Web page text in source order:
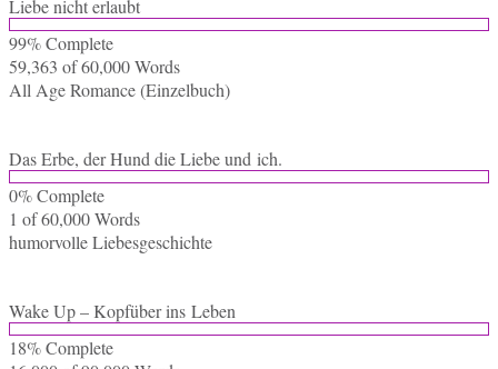
Liebe nicht erlaubt
99% Com­ple­te
59,363 of 60,000Words
All Age Ro­mance (Ein­zel­buch)
Das Erbe, der Hund die Liebe und ich.
0% Com­ple­te
1 of 60,000Words
hu­mor­vol­le Liebesgeschichte
Wake Up – Kopf­über ins Leben
18% Com­ple­te